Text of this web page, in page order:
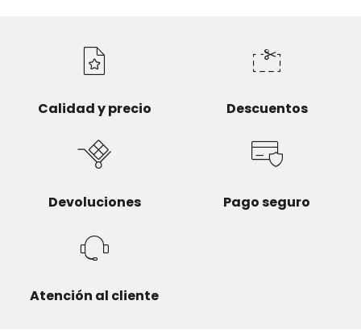
Calidad y precio Descuentos
Devoluciones Pago seguro
Atención al cliente